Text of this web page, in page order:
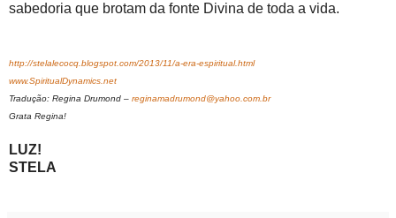
sabedoria que brotam da fonte Divina de toda a vida.
http://stelalecocq.blogspot.com/2013/11/a-era-espiritual.html
www.SpiritualDynamics.net
Tradução: Regina Drumond – reginamadrumond@yahoo.com.br
Grata Regina!
LUZ!
STELA